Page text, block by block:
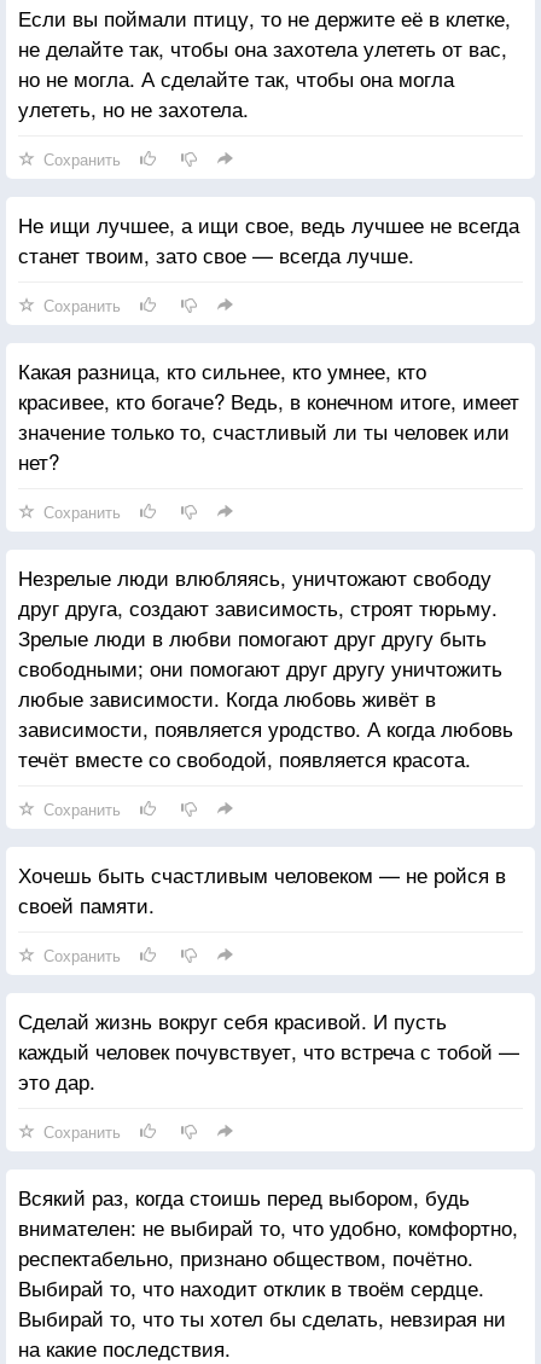
Если вы поймали птицу, то не держите её в клетке,
не делайте так, чтобы она захотела улететь от вас,
но не могла. А сделайте так, чтобы она могла
улететь, но не захотела.
Сохранить
Не ищи лучшее, а ищи свое, ведь лучшее не всегда
станет твоим, зато свое — всегда лучше.
Сохранить
Какая разница, кто сильнее, кто умнее, кто
красивее, кто богаче? Ведь, в конечном итоге, имеет
значение только то, счастливый ли ты человек или
нет?
Сохранить
Незрелые люди влюбляясь, уничтожают свободу
друг друга, создают зависимость, строят тюрьму.
Зрелые люди в любви помогают друг другу быть
свободными; они помогают друг другу уничтожить
любые зависимости. Когда любовь живёт в
зависимости, появляется уродство. А когда любовь
течёт вместе со свободой, появляется красота.
Сохранить
Хочешь быть счастливым человеком — не ройся в
своей памяти.
Сохранить
Сделай жизнь вокруг себя красивой. И пусть
каждый человек почувствует, что встреча с тобой —
это дар.
Сохранить
Всякий раз, когда стоишь перед выбором, будь
внимателен: не выбирай то, что удобно, комфортно,
респектабельно, признано обществом, почётно.
Выбирай то, что находит отклик в твоём сердце.
Выбирай то, что ты хотел бы сделать, невзирая ни
на какие последствия.